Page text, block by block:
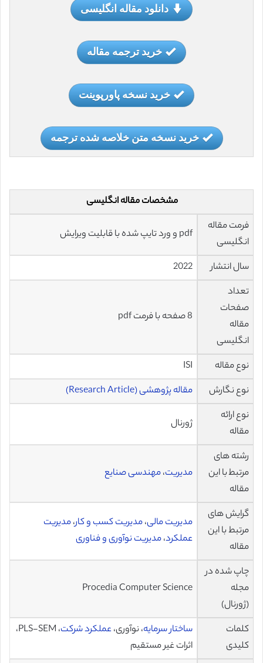
دانلود مقاله انگلیسی
خرید ترجمه مقاله
خرید نسخه پاورپوینت
خرید نسخه متن خلاصه شده ترجمه
مشخصات مقاله انگلیسی
فرمت مقاله
انگلیسی
pdf و ورد تایپ شده با قابلیت ویرایش
سال انتشار
2022
تعداد
صفحات
مقاله
انگلیسی
8 صفحه با فرمت pdf
نوع مقاله
ISI
نوع نگارش
مقاله پژوهشی (Research Article)
نوع ارائه
مقاله
ژورنال
رشته های
مرتبط با این
مقاله
مدیریت،مهندسی صنایع
گرایش های
مرتبط با این
مقاله
مدیریت مالی،مدیریت کسب و کار،مدیریت
عملکرد،مدیریت نوآوری و فناوری
چاپ شده در
مجله
(ژورنال)
Procedia Computer Science
کلمات
کلیدی
ساختار سرمایه، نوآوری،عملکرد شرکت
، PLS-SEM،
اثرات غیر مستقیم